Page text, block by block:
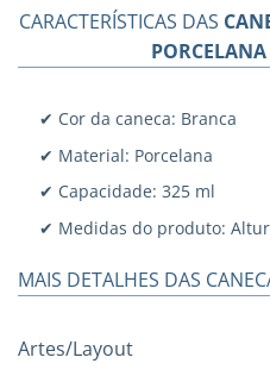
CARACTERÍSTICAS DAS
✔ Cor da caneca: Branca
✔ Material: Porcelana
✔ Capacidade: 325 ml
✔ Medidas do produto:
MAIS DETALHES DAS
Artes/Layout